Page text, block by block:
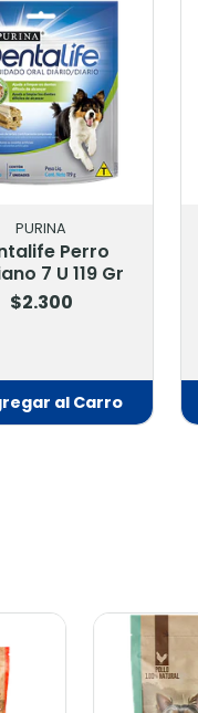
PURINA
Perro
7 U 119 Gr
$2.300
al Carro